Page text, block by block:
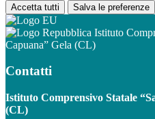
Accetta tutti Salva le preferenze
Istituto
Capuana” Gela (CL)
Contatti
Istituto Comprensivo Statale
(CL)